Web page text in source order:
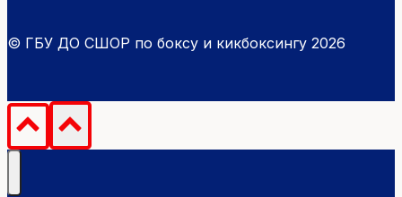
© ГБУ ДО СШОР по боксу и кикбоксингу 2026